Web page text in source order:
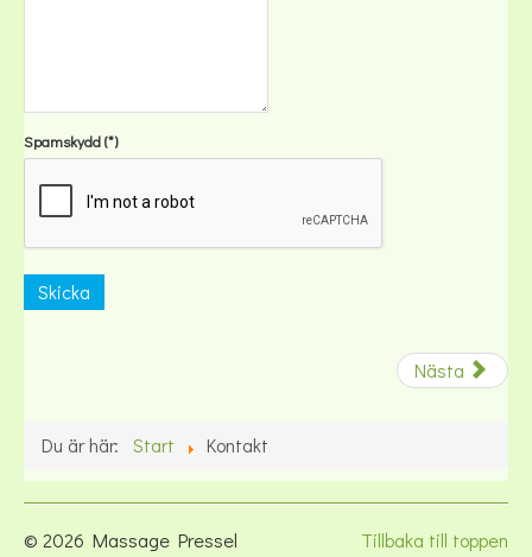
Spamskydd(*)
Skicka
Nästa
Du är här: Start Kontakt
Tillbaka till toppen
© 2026 Massage Pressel